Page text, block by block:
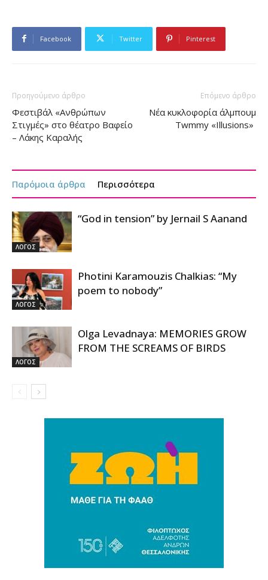
Facebook Twitter Pinterest
Προηγούμενο άρθρο
Φεστιβάλ «Ανθρώπων
Στιγμές» στο θέατρο Βαφείο
– Λάκης Καραλής
Επόμενο άρθρο
Νέα κυκλοφορία άλμπουμ
Twmmy «Illusions»
Παρόμοια άρθρα Περισσότερα
ΛΟΓΟΣ
“God in tension” by Jernail S Aanand
ΛΟΓΟΣ
Photini Karamouzis Chalkias: “My
poem to nobody”
ΛΟΓΟΣ
Olga Levadnaya: MEMORIES GROW
FROM THE SCREAMS OF BIRDS